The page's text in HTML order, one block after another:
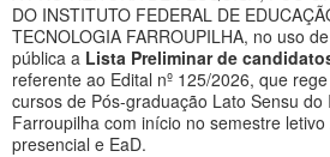
DO INSTITUTO FEDERAL DE
TECNOLOGIA FARROUPILHA, no uso
pública a Lista Preliminar de
referente ao Edital nº 125/2026, que
cursos de Pós-graduação Lato Sensu do
Farroupilha com início no semestre
presencial e EaD.